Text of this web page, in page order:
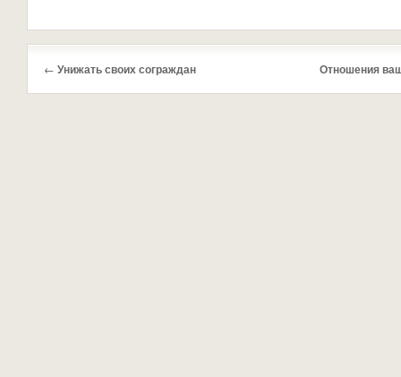
Отношения
← Унижать своих сограждан